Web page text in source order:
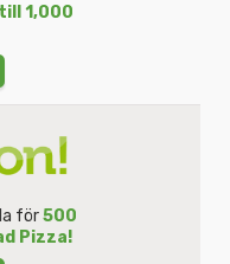
1,000
för500
Pizza!